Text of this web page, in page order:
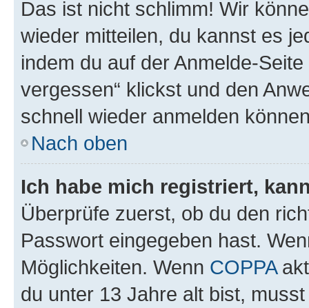
Das ist nicht schlimm! Wir
wieder mitteilen, du kannst es
indem du auf der Anmelde-
vergessen“ klickst und den
schnell wieder anmelden
Nach oben
Ich habe mich registriert,
Überprüfe zuerst, ob du den
Passwort eingegeben hast.
Möglichkeiten. Wenn COPPA
du unter 13 Jahre alt bist,